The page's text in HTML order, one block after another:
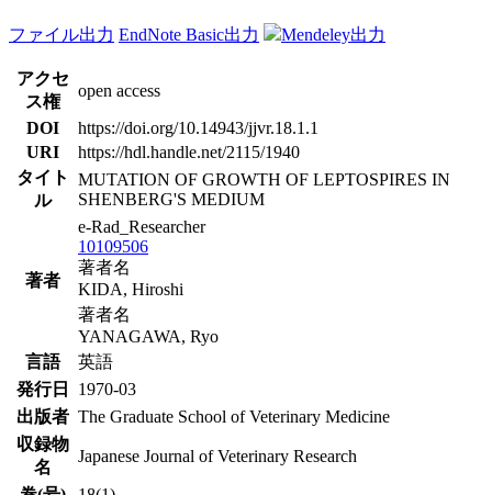
ファイル出力 EndNote Basic出力 Mendeley出力
アクセ
ス権
open access
DOI
https://doi.org/10.14943/jjvr.18.1.1
URI
https://hdl.handle.net/2115/1940
タイト
ル
MUTATION OF GROWTH OF LEPTOSPIRES IN
SHENBERG'S MEDIUM
著者
e-Rad_Researcher
10109506
著者名
KIDA, Hiroshi
著者名
YANAGAWA, Ryo
言語
英語
発行日
1970-03
出版者 The Graduate School of Veterinary Medicine
収録物
名
Japanese Journal of Veterinary Research